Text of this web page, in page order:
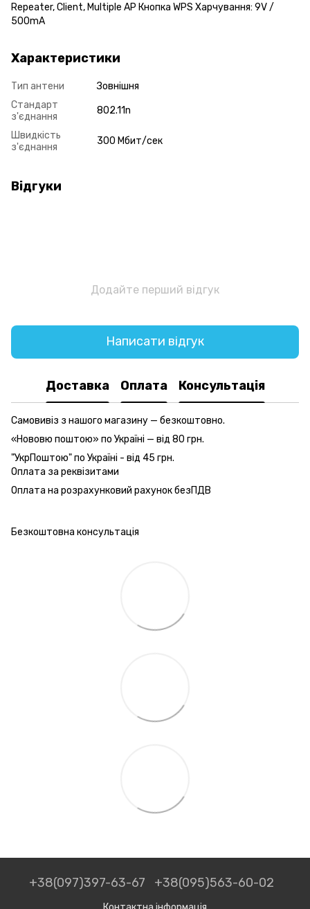
Repeater, Client, Multiple AP Кнопка WPS Харчування: 9V /
500mA
Характеристики
Тип антени
Зовнішня
Стандарт
з'єднання
802.11n
Швидкість
з'єднання
300 Мбит/сек
Відгуки
Додайте перший відгук
Написати відгук
Доставка Оплата Консультація
Самовивіз з нашого магазину — безкоштовно.
«Нововю поштою» по Україні — від 80 грн.
"УкрПоштою" по Україні - від 45 грн.
Оплата за реквізитами
Оплата на розрахунковий рахунок безПДВ
Безкоштовна консультація
+38(097)397-63-67 +38(095)563-60-02